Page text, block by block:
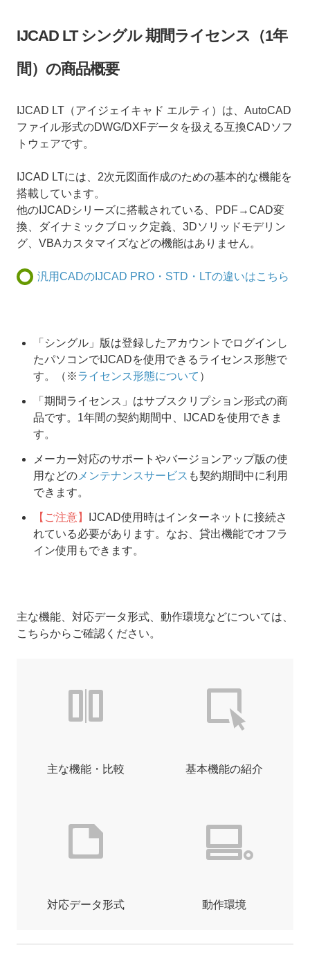
IJCAD LT シングル 期間ライセンス（1年
間）の商品概要
IJCAD LT（アイジェイキャド エルティ）は、AutoCAD
ファイル形式のDWG/DXFデータを扱える互換CADソフ
トウェアです。
IJCAD LTには、2次元図面作成のための基本的な機能を
搭載しています。
他のIJCADシリーズに搭載されている、PDF→CAD変
換、ダイナミックブロック定義、3Dソリッドモデリン
グ、VBAカスタマイズなどの機能はありません。
汎用CADのIJCAD PRO・STD・LTの違いはこちら
「シングル」版は登録したアカウントでログインし
たパソコンでIJCADを使用できるライセンス形態で
す。（※ライセンス形態について ）
「期間ライセンス」はサブスクリプション形式の商
品です。1年間の契約期間中、IJCADを使用できま
す。
メーカー対応のサポートやバージョンアップ版の使
用などの メンテナンスサービス も契約期間中に利用
できます。
【ご注意】
IJCAD使用時はインターネットに接続さ
れている必要があります。なお、貸出機能でオフラ
イン使用もできます。
主な機能、対応データ形式、動作環境などについては、
こちらからご確認ください。
主な機能・比較 基本機能の紹介
対応データ形式 動作環境